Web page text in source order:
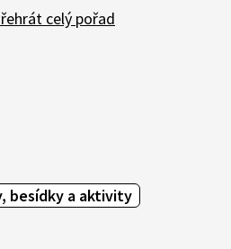
celý pořad
besídky a aktivity